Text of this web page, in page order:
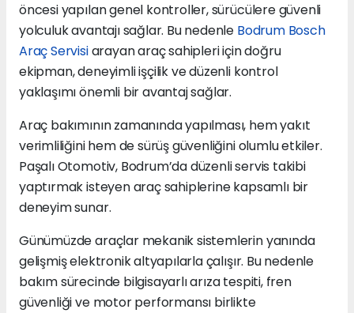
öncesi yapılan genel kontroller, sürücülere güvenli
yolculuk avantajı sağlar. Bu nedenle Bodrum Bosch
Araç Servisiarayan araç sahipleri için doğru
ekipman, deneyimli işçilik ve düzenli kontrol
yaklaşımı önemli bir avantaj sağlar.
Araç bakımının zamanında yapılması, hem yakıt
verimliliğini hem de sürüş güvenliğini olumlu etkiler.
Paşalı Otomotiv, Bodrum’da düzenli servis takibi
yaptırmak isteyen araç sahiplerine kapsamlı bir
deneyim sunar.
Günümüzde araçlar mekanik sistemlerin yanında
gelişmiş elektronik altyapılarla çalışır. Bu nedenle
bakım sürecinde bilgisayarlı arıza tespiti, fren
güvenliği ve motor performansı birlikte